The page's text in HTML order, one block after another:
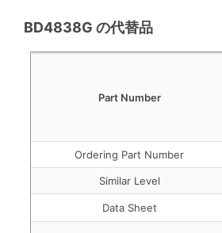
BD4838G の代替品
Part Number
Ordering Part Number
Similar Level
Data Sheet